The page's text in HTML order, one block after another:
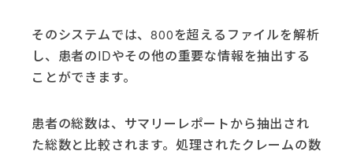
そのシステムでは、800を超えるファイルを解析
し、患者のIDやその他の重要な情報を抽出する
ことができます。
患者の総数は、サマリーレポートから抽出され
た総数と比較されます。処理されたクレームの数